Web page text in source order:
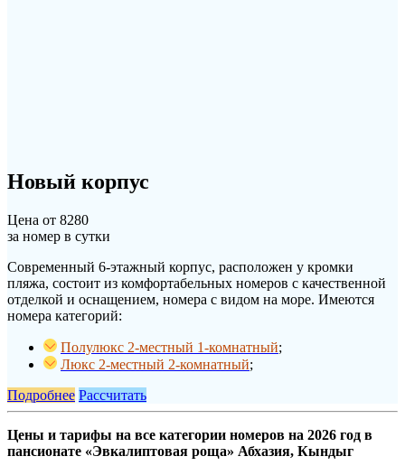
Новый корпус
Цена от 8280
за номер в сутки
Современный 6-этажный корпус, расположен у кромки
пляжа, состоит из комфортабельных номеров с качественной
отделкой и оснащением, номера с видом на море. Имеются
номера категорий:
Полулюкс 2-местный 1-комнатный;
Люкс 2-местный 2-комнатный;
Подробнее Рассчитать
Цены и тарифы на все категории номеров на 2026 год в
пансионате «Эвкалиптовая роща» Абхазия, Кындыг